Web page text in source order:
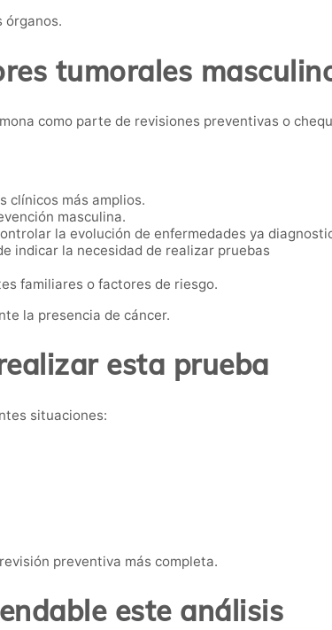
órganos.
tumorales
como parte de revisiones preventivas o
clínicos más amplios.
masculina.
la evolución de enfermedades ya
indicar la necesidad de realizar pruebas
familiares o factores de riesgo.
la presencia de cáncer.
esta prueba
situaciones:
preventiva más completa.
este análisis